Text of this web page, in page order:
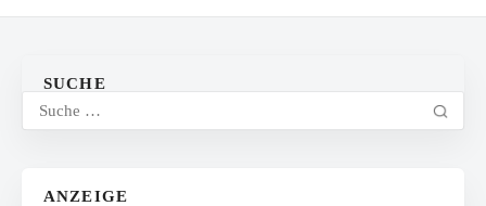
SUCHE
ANZEIGE